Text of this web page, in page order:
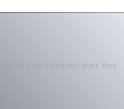
de citations avec des